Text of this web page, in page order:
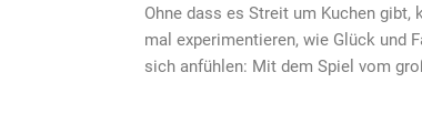
Ohne dass es Streit um Kuchen
mal experimentieren, wie Glück und
sich anfühlen: Mit dem Spiel vom